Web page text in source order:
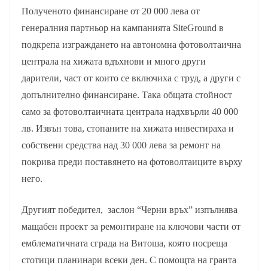
Полученото финансиране от 20 000 лева от
генералния партньор на кампанията SiteGround в
подкрепа изграждането на автономна фотоволтаична
централа на хижата вдъхнови и много други
дарители, част от които се включиха с труд, а други с
допълнително финансиране. Така общата стойност
само за фотоволтаичната централа надхвърли 40 000
лв. Извън това, стопаните на хижата инвестираха и
собствени средства над 30 000 лева за ремонт на
покрива преди поставянето на фотоволтаиците върху
него.
Другият победител, заслон “Черни връх” изпълнява
мащабен проект за ремонтиране на ключови части от
емблематичната сграда на Витоша, която посреща
стотици планинари всеки ден. С помощта на гранта